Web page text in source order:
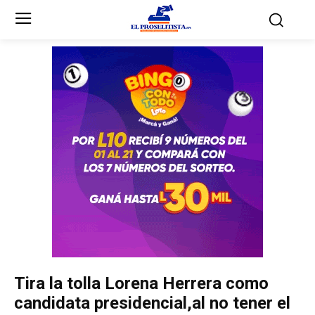
Partidos Políticos
Partido Liberal
Unificación Democrática
Anticorrupción
Partidos Políticos
Partido Liberal
Unificación Democrática
Anticorrupción
Tira la tolla Lorena Herrera como
candidata presidencial,al no tener el